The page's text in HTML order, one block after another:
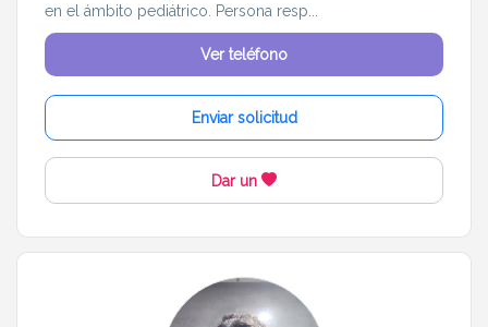
en el ámbito pediátrico. Persona resp...
Ver teléfono
Enviar solicitud
Dar un